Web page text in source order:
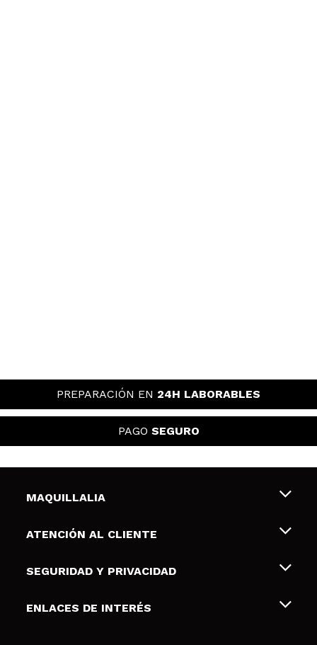
PREPARACIÓN EN 24H LABORABLES
PAGO SEGURO
MAQUILLALIA
Sobre nosotros
Tarjetas de Regalo
ATENCIÓN AL CLIENTE
Envíos y devoluciones
Formas de pago
SEGURIDAD Y PRIVACIDAD
Terminos y condiciones de uso
ENLACES DE INTERÉS